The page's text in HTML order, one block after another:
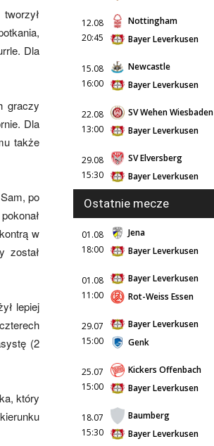
Dla
graczy
Dla
także
po
w
został
lepiej
(2
który
12.08
20:45
Nottingham
Bayer Leverkusen
15.08
16:00
Newcastle
Bayer Leverkusen
22.08
13:00
SV Wehen Wiesbaden
Bayer Leverkusen
29.08
15:30
SV Elversberg
Bayer Leverkusen
Ostatnie mecze
01.08
18:00
Jena
Bayer Leverkusen
01.08
11:00
Bayer Leverkusen
Rot-Weiss Essen
29.07
15:00
Bayer Leverkusen
Genk
25.07
15:00
Kickers Offenbach
Bayer Leverkusen
18.07
15:30
Baumberg
Bayer Leverkusen